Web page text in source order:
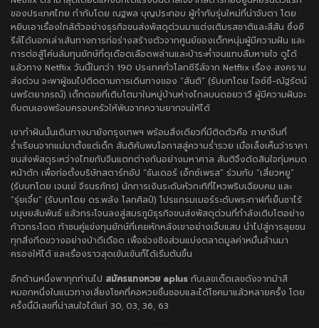
ของประเทศไทย กำกับโดย ณฐพล บุญประกอบ ผู้กำกับรุ่นใหม่ที่น่าจับตา โดย
หยิบเอาเรื่องใกล้ตัวอย่างธุรกิจขนส่งพัสดุด่วนมาแต่งเติมรสชาติและสีสัน ซึ่งซี
รีส์ได้บอกเล่าเส้นทางการก่อร่างสร้างตัวจากศูนย์ของเด็กหนุ่มผู้มีความฝัน และ
การต่อสู้โค่นล้มทุนยักษ์ที่ดุเดือดเลือดพล่านและบ้าระห่ำจนแทบลืมหายใจ ดูได้
แล้วทาง Netflix วันนี้ในกว่า 190 ประเทศทั่วโลกซีรีส์จาก Netflix เรื่อง สงคราม
ส่งด่วน จะพาผู้ชมไปติดตามการเดินทางของ “สันติ” (รับบทโดย ไอซ์ซึ-ณัฐรัตน์
นพรัตยาภรณ์) เด็กดอยที่เติบโตมาในหมู่บ้านห่างไกลบนดอยวาวี ผู้มีความฝันจะ
ถีบตนเองพร้อมครอบครัวให้พ้นจากความยากจนให้ได้
เขากำฝันนั้นเดินทางมายังกรุงเทพฯ พร้อมสิ่งเดียวที่มีติดตัวคือ ภาษาจีนที่
ร่ำเรียนจากแม่มาตั้งแต่เด็ก สันติค้นพบโอกาสสู่ความร่ำรวย เมื่อเล็งเห็นว่าราคา
ขนส่งพัสดุระหว่างไทยกับจีนแตกต่างกันอย่างมหาศาล สันติจึงตัดสินใจทุ่มหมด
หน้าตัก เพื่อก่อตั้งบริษัทสตาร์ทอัป “ธันเดอร์ เอ็กซ์เพรส” ร่วมกับ “เสี่ยวหยู”
(รับบทโดย เจนเย่ จีรนรภัทร) นักการเงินระดับหัวกะทิที่ไหวพริบเฉียบคม และ
“รุ่ยเจี๋ย” (รับบทโดย ดร.พลัง โลกศิลป์) โปรแกรมเมอร์ระดับพระกาฬที่เย็นชาไร้
มนุษยสัมพันธ์ แล้วกระโจนลงสู่สมรภูมิธุรกิจขนส่งพัสดุด่วนที่กำลังเติบโตอย่าง
ก้าวกระโดด ท้าชนคู่แข่งทุนยักษ์ที่เคยหักหลังเขาอย่างเจ็บแสบ นำไปสู่การลุยชน
ทุกสิ่งกีดขวางอย่างบ้าดีเดือด เพื่อช่วงชิงส่วนแบ่งตลาดมูลค่าหมื่นล้านมา
ครองให้ได้ และเรื่องราวสุดเข้นเข้นก็ได้เริ่มต้นขึ้น
อีกด้านหนึ่งพาทุกท่านไป สมัครแทงหวย aplus กับเลขเด็ดเลขดังจากม้าสี
หมอกหนึ่งในแนวทางเสี่ยงโชคที่คอหวยชื่นชอบและได้โชคมาแล้วหลายครั้ง โดย
ครั้งนี้มีเลขที่น่าสนใจได้แก่ 30, 03, 36, 63